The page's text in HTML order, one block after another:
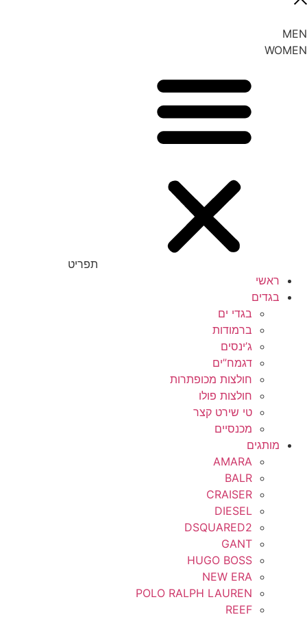
MEN
WOMEN
תפריט
ראשי
בגדים
בגדי ים
ברמודות
ג’ינסים
דגמח”ים
חולצות מכופתרות
חולצות פולו
טי שירט קצר
מכנסיים
מותגים
AMARA
BALR
CRAISER
DIESEL
DSQUARED2
GANT
HUGO BOSS
NEW ERA
POLO RALPH LAUREN
REEF